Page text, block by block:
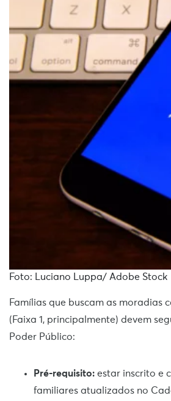
Foto: Luciano Luppa/ Adobe Stock
Famílias que buscam as moradias
(Faixa 1, principalmente) devem
Poder Público:
Pré-requisito: estar inscrito e
familiares atualizados no